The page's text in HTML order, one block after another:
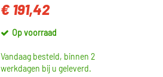
€ 191,42
Op voorraad
Vandaag besteld, binnen 2
werkdagen bij u geleverd.